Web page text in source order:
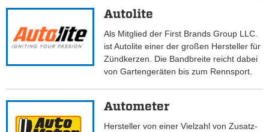
Autolite
Als Mitglied der First Brands Group LLC.
ist Autolite einer der großen Hersteller für
Zündkerzen. Die Bandbreite reicht dabei
von Gartengeräten bis zum Rennsport.
Autometer
Hersteller von einer Vielzahl von Zusatz-